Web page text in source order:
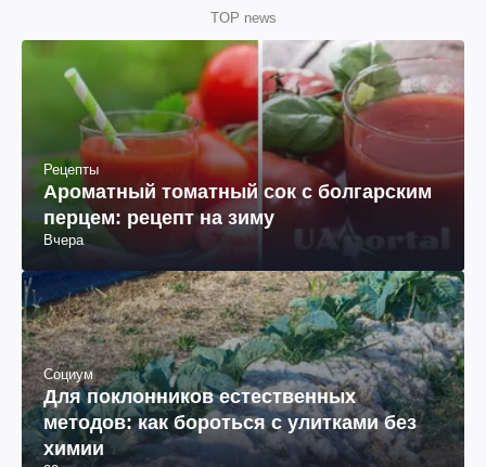
TOP news
Рецепты
Ароматный томатный сок с болгарским
перцем: рецепт на зиму
Вчера
Социум
Для поклонников естественных
методов: как бороться с улитками без
химии